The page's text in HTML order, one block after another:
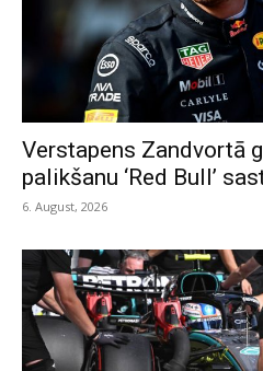
Verstapens Zandvortā
palikšanu ‘Red Bull’
6. August, 2026